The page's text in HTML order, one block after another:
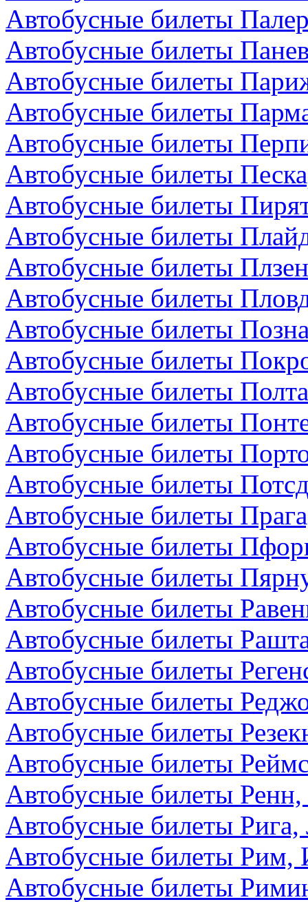
Автобусные билеты
Автобусные билеты
Автобусные билеты
Автобусные билеты
Автобусные билеты
Автобусные билеты
Автобусные билеты
Автобусные билеты
Автобусные билеты
Автобусные билеты
Автобусные билеты
Автобусные билеты
Автобусные билеты
Автобусные билеты
Автобусные билеты
Автобусные билеты
Автобусные билеты
Автобусные билеты
Автобусные билеты
Автобусные билеты
Автобусные билеты
Автобусные билеты
Автобусные билеты
Автобусные билеты
Автобусные билеты
Автобусные билеты
Автобусные билеты Рига,
Автобусные билеты Рим,
Автобусные билеты